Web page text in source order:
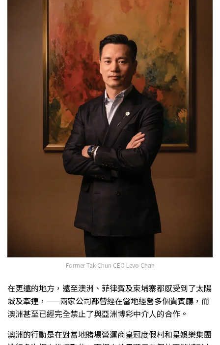
Former Tak Chun CEO Levo Chan
在更遠的地方，遠至澳洲、菲律賓及柬埔寨都感受到了太陽
城及牽連，——兩家公司都曾經在當地經營多個貴賓廳，而
澳洲甚至已經完全禁止了與亞洲博彩中介人的合作。
澳洲的行動是在對當地賭場營運商皇冠度假村和星娛樂集團